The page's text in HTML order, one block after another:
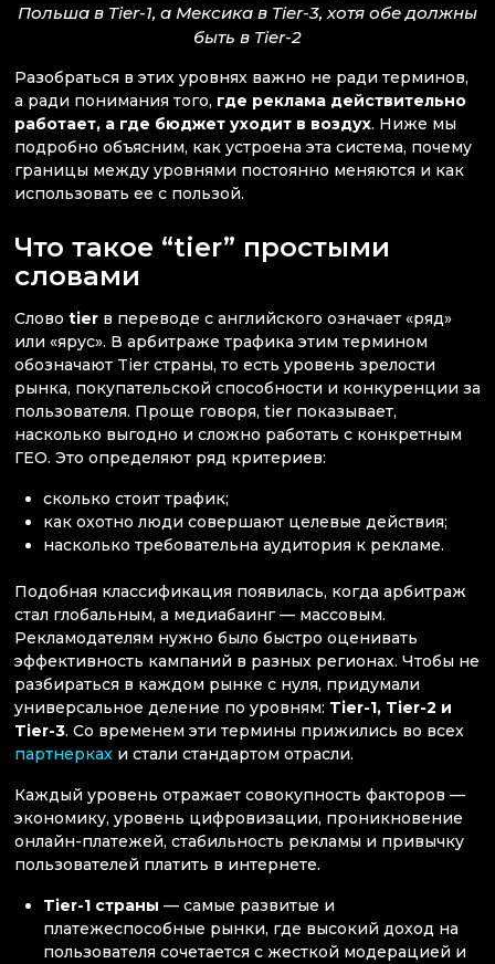
Польша в Tier-1, а Мексика в Tier-3, хотя обе должны
быть в Tier-2
Разобраться в этих уровнях важно не ради терминов,
а ради понимания того, где реклама действительно
работает, а где бюджет уходит в воздух. Ниже мы
подробно объясним, как устроена эта система, почему
границы между уровнями постоянно меняются и как
использовать ее с пользой.
Что такое “tier” простыми
словами
Слово tier в переводе с английского означает «ряд»
или «ярус». В арбитраже трафика этим термином
обозначают Tier страны, то есть уровень зрелости
рынка, покупательской способности и конкуренции за
пользователя. Проще говоря, tier показывает,
насколько выгодно и сложно работать с конкретным
ГЕО. Это определяют ряд критериев:
сколько стоит трафик;
как охотно люди совершают целевые действия;
насколько требовательна аудитория к рекламе.
Подобная классификация появилась, когда арбитраж
стал глобальным, а медиабаинг — массовым.
Рекламодателям нужно было быстро оценивать
эффективность кампаний в разных регионах. Чтобы не
разбираться в каждом рынке с нуля, придумали
универсальное деление по уровням: Tier-1, Tier-2 и
Tier-3. Со временем эти термины прижились во всех
партнерках и стали стандартом отрасли.
Каждый уровень отражает совокупность факторов —
экономику, уровень цифровизации, проникновение
онлайн-платежей, стабильность рекламы и привычку
пользователей платить в интернете.
Tier-1 страны — самые развитые и
платежеспособные рынки, где высокий доход на
пользователя сочетается с жесткой модерацией и